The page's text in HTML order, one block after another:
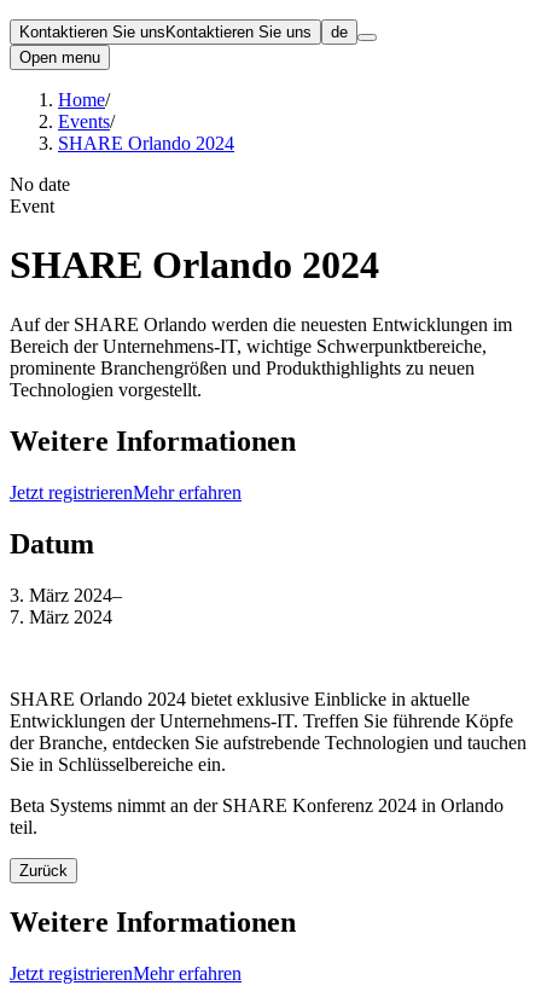
Kontaktieren Sie uns Kontaktieren Sie uns
de
Open menu
Home/
Events/
SHARE Orlando 2024
No date
Event
SHARE Orlando 2024
Auf der SHARE Orlando werden die neuesten Entwicklungen im
Bereich der Unternehmens-IT, wichtige Schwerpunktbereiche,
prominente Branchengrößen und Produkthighlights zu neuen
Technologien vorgestellt.
Weitere Informationen
Jetzt registrierenMehr erfahren
Datum
3. März 2024–
7. März 2024
SHARE Orlando 2024 bietet exklusive Einblicke in aktuelle
Entwicklungen der Unternehmens-IT. Treffen Sie führende Köpfe
der Branche, entdecken Sie aufstrebende Technologien und tauchen
Sie in Schlüsselbereiche ein.
Beta Systems nimmt an der SHARE Konferenz 2024 in Orlando
teil.
Zurück
Weitere Informationen
Jetzt registrierenMehr erfahren